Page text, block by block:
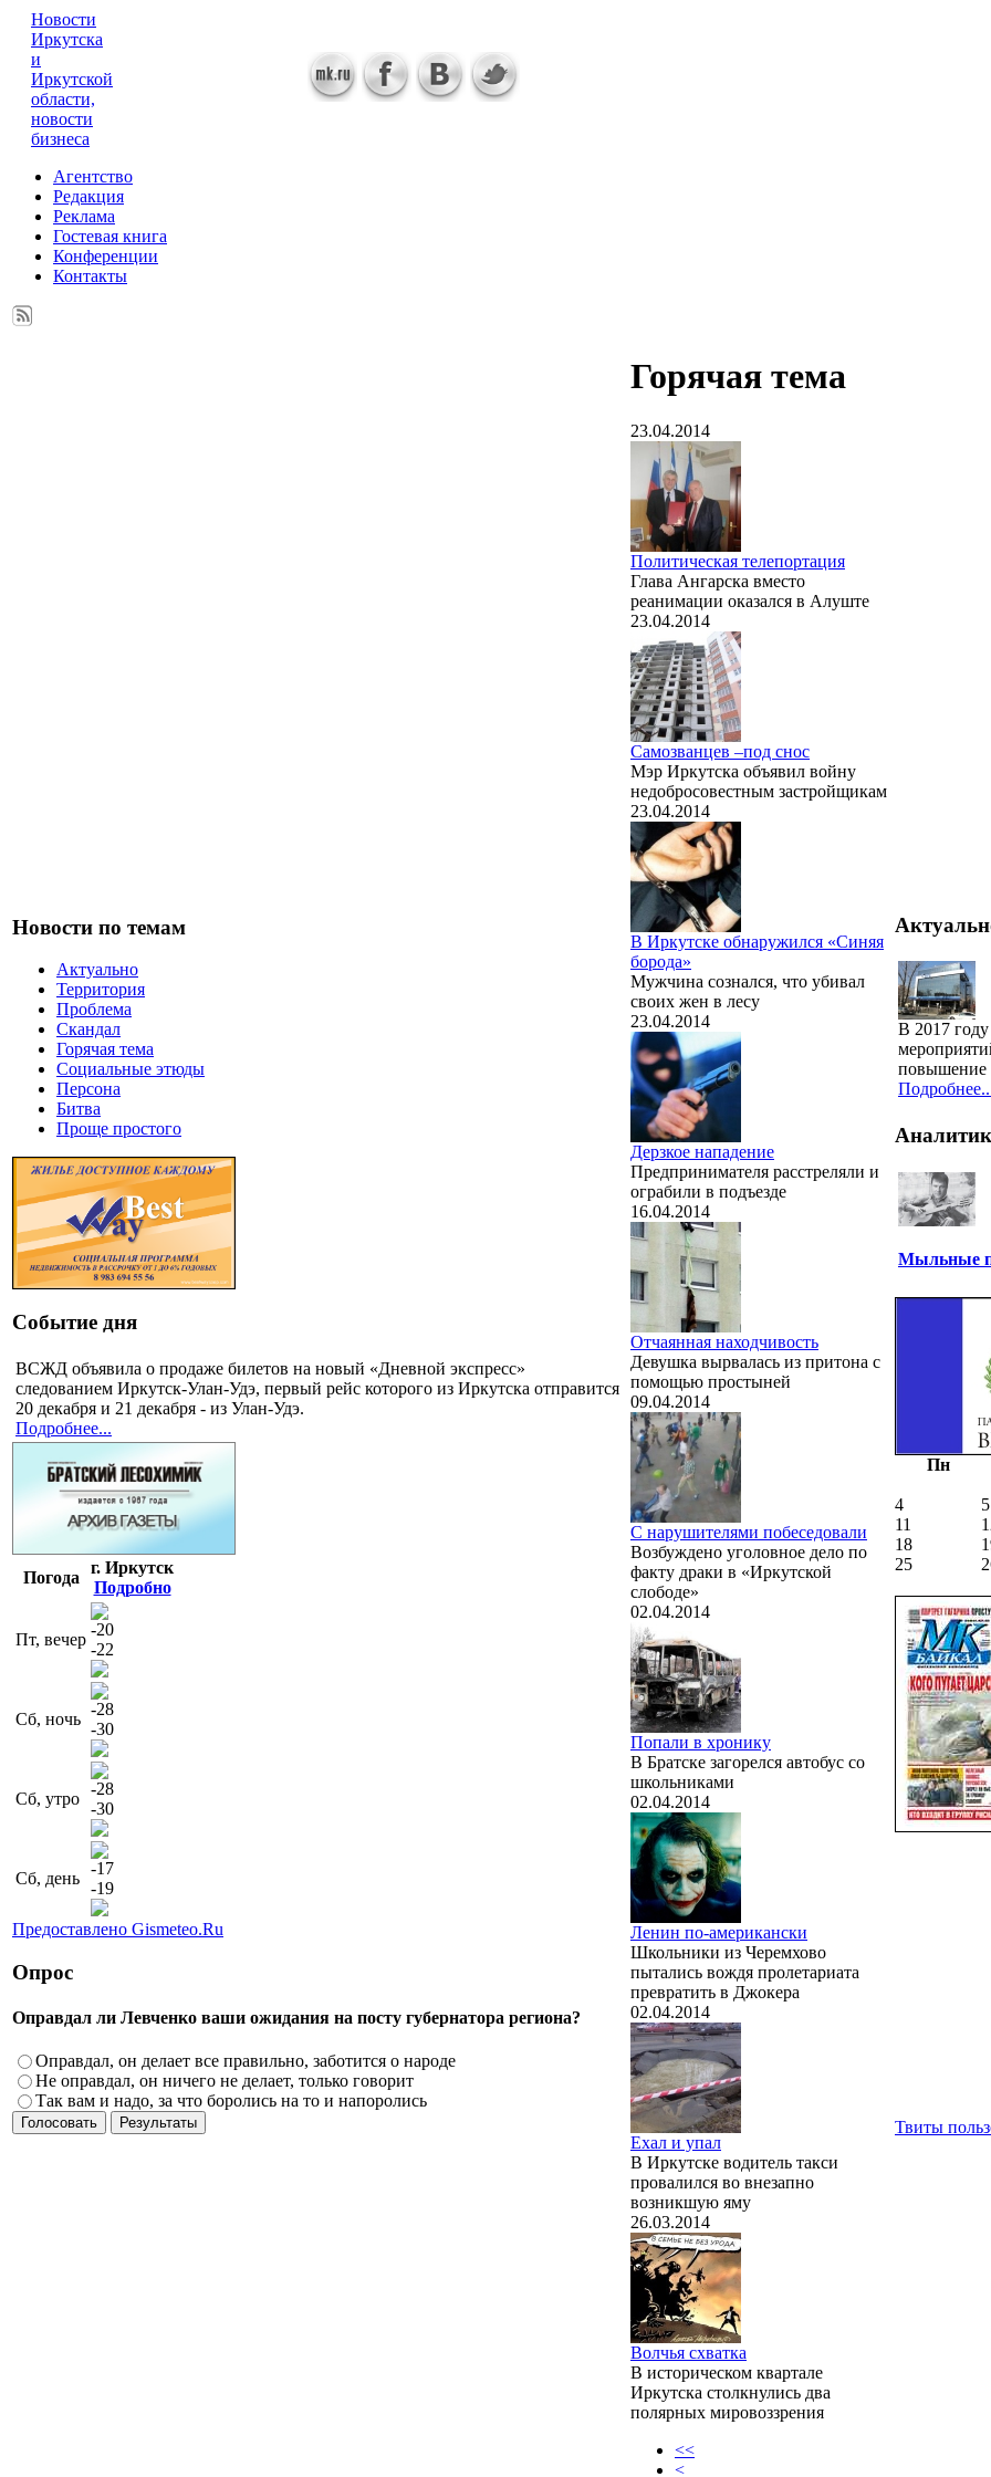
Новости
Иркутска
и
Иркутской
области,
новости
бизнеса
Агентство
Редакция
Реклама
Гостевая книга
Конференции
Контакты
Новости по темам
Актуально
Территория
Проблема
Скандал
Горячая тема
Социальные этюды
Персона
Битва
Проще простого
Событие дня
ВСЖД объявила о продаже билетов на новый «Дневной экспресс»
следованием Иркутск-Улан-Удэ, первый рейс которого из Иркутска отправится
20 декабря и 21 декабря - из Улан-Удэ.
Подробнее...
Погода
г. Иркутск
Подробно
Пт, вечер
-20
-22
Сб, ночь
-28
-30
Сб, утро
-28
-30
Сб, день
-17
-19
Предоставлено Gismeteo.Ru
Опрос
Оправдал ли Левченко ваши ожидания на посту губернатора региона?
Оправдал, он делает все правильно, заботится о народе
Не оправдал, он ничего не делает, только говорит
Так вам и надо, за что боролись на то и напоролись
Горячая тема
23.04.2014
Политическая телепортация
Глава Ангарска вместо
реанимации оказался в Алуште
23.04.2014
Самозванцев –под снос
Мэр Иркутска объявил войну
недобросовестным застройщикам
23.04.2014
В Иркутске обнаружился «Синяя
борода»
Мужчина сознался, что убивал
своих жен в лесу
23.04.2014
Дерзкое нападение
Предпринимателя расстреляли и
ограбили в подъезде
16.04.2014
Отчаянная находчивость
Девушка вырвалась из притона с
помощью простыней
09.04.2014
С нарушителями побеседовали
Возбуждено уголовное дело по
факту драки в «Иркутской
слободе»
02.04.2014
Попали в хронику
В Братске загорелся автобус со
школьниками
02.04.2014
Ленин по-американски
Школьники из Черемхово
пытались вождя пролетариата
превратить в Джокера
02.04.2014
Ехал и упал
В Иркутске водитель такси
провалился во внезапно
возникшую яму
26.03.2014
Волчья схватка
В историческом квартале
Иркутска столкнулись два
полярных мировоззрения
<<
<
В 2017
повышение
Мыльные
Пн
4
5
11
18
25
Твиты